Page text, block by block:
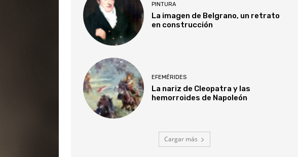
PINTURA
La imagen de Belgrano, un retrato
en construcción
EFEMÉRIDES
La nariz de Cleopatra y las
hemorroides de Napoleón
Cargar más